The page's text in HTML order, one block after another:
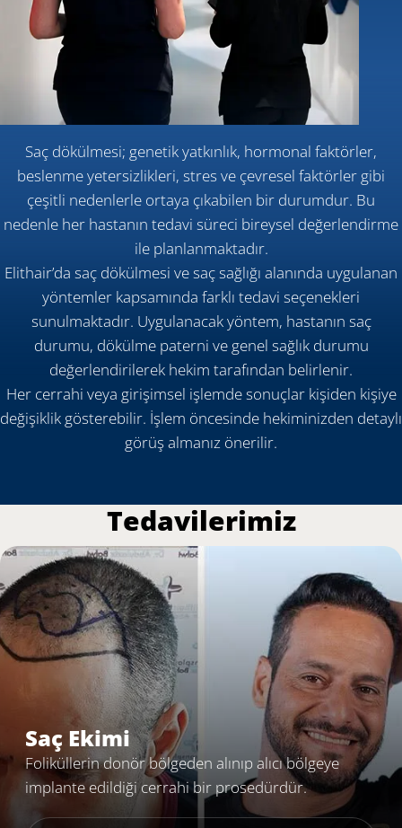
Saç dökülmesi; genetik yatkınlık, hormonal faktörler,
beslenme yetersizlikleri, stres ve çevresel faktörler gibi
çeşitli nedenlerle ortaya çıkabilen bir durumdur. Bu
nedenle her hastanın tedavi süreci bireysel değerlendirme
ile planlanmaktadır.
Elithair’da saç dökülmesi ve saç sağlığı alanında uygulanan
yöntemler kapsamında farklı tedavi seçenekleri
sunulmaktadır. Uygulanacak yöntem, hastanın saç
durumu, dökülme paterni ve genel sağlık durumu
değerlendirilerek hekim tarafından belirlenir.
Her cerrahi veya girişimsel işlemde sonuçlar kişiden kişiye
değişiklik gösterebilir. İşlem öncesinde hekiminizden detaylı
görüş almanız önerilir.
Tedavilerimiz
Saç Ekimi
Foliküllerin donör bölgeden alınıp alıcı bölgeye
implante edildiği cerrahi bir prosedürdür.